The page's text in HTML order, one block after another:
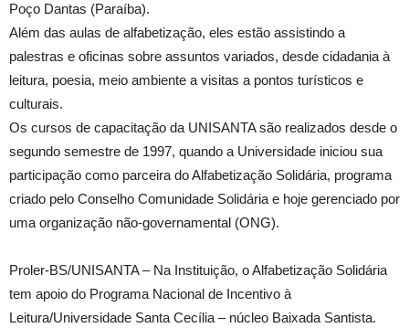
Poço Dantas (Paraíba).
Além das aulas de alfabetização, eles estão assistindo a
palestras e oficinas sobre assuntos variados, desde cidadania à
leitura, poesia, meio ambiente a visitas a pontos turísticos e
culturais.
Os cursos de capacitação da UNISANTA são realizados desde o
segundo semestre de 1997, quando a Universidade iniciou sua
participação como parceira do Alfabetização Solidária, programa
criado pelo Conselho Comunidade Solidária e hoje gerenciado por
uma organização não-governamental (ONG).
Proler-BS/UNISANTA – Na Instituição, o Alfabetização Solidária
tem apoio do Programa Nacional de Incentivo à
Leitura/Universidade Santa Cecília – núcleo Baixada Santista.